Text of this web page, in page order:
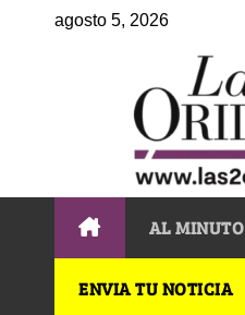
agosto 5, 2026
AL MINUTO
ENVIA TU NOTICIA